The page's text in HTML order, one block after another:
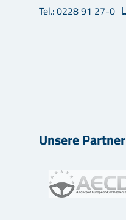
Tel.: 0228 91 27-0
Unsere Partner